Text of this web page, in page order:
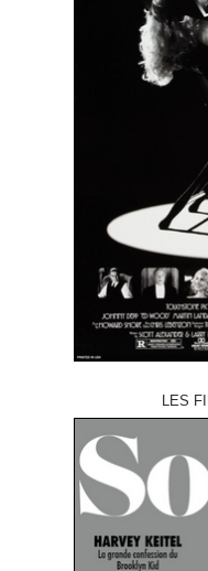
LES